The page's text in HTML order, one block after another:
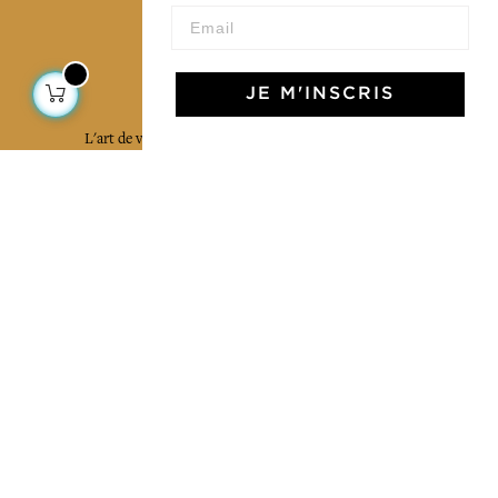
L'Art de Vivre Jamini
L'art de vivre JAMINI raconté avec poésie et élégance
JE M'INSCRIS